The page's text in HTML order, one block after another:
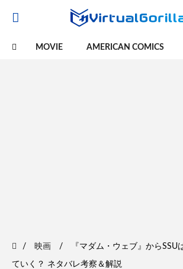
MOVIE AMERICAN COMICS
映画 『マダム・ウェブ』からSSU
ていく？ ネタバレ考察＆解説